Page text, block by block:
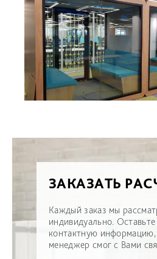
ЗАКАЗАТЬ
Каждый заказ мы
индивидуально.
контактную
менеджер смог с Вами